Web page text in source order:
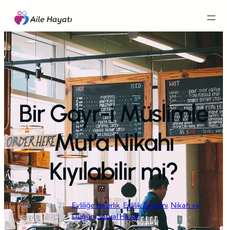
İçeriğe
geç
Bir Gayr-i Müslimle
Mut’a Nikahı
Kıyılabilir mi?
Aile
Hayatı
·
Ara 21,
2015
·
Evliliğe Hazırlık, Evlilik Zamanı, Nikah ve
Düğün, Sosyal Hayat